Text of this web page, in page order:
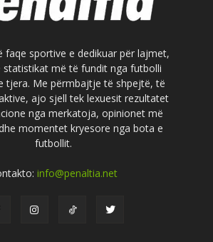
faqe sportive e dedikuar për lajmet,
statistikat më të fundit nga futbolli
tjera. Me përmbajtje të shpejtë, të
ajo sjell tek lexuesit rezultatet
nga merkatoja, opinionet më
momentet kryesore nga bota e
futbollit.
info@penaltia.net